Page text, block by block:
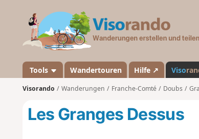
Tools Wandertouren Hilfe ↗ Viso
Visorando Wanderungen Franche-Comté Doubs
Les Granges Dessus